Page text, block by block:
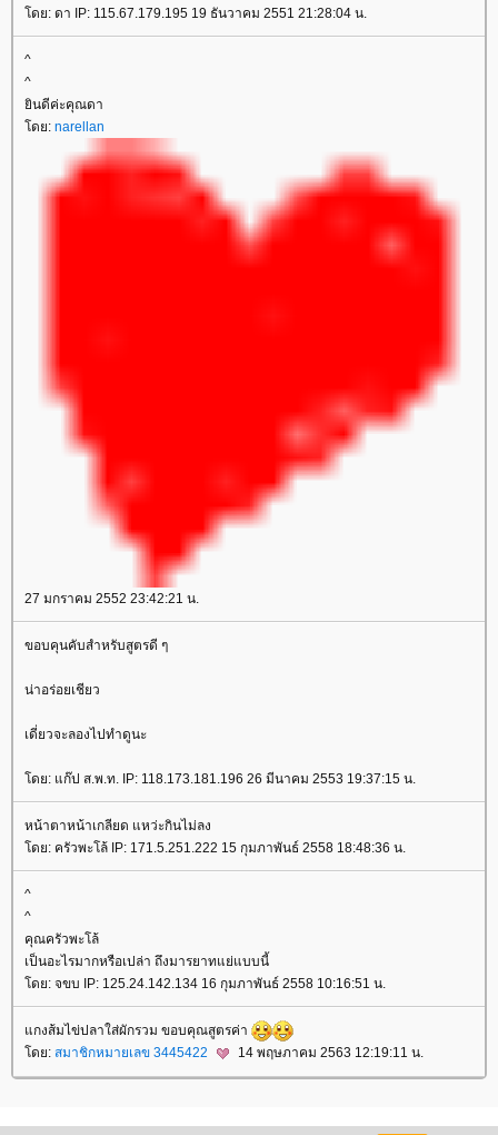
ดย: ดา IP: 115.67.179.195 19 ธันวาคม 2551 21:28:04 น.
^
^
ินดีค่ะคุณดา
ดย: narellan
27 มกราคม 2552 23:42:21 น.
ขอบคุนคับสำหรับสูตรดี ๆ
น่าอร่อยเชียว
เดี่ยวจะลองไปทำดูนะ
ดย: แก๊ป ส.พ.ท. IP: 118.173.181.196 26 มีนาคม 2553 19:37:15 น.
หน้าตาหน้าเกลียด แหว่ะกินไม่ลง
ดย: ครัวพะโล้ IP: 171.5.251.222 15 กุมภาพันธ์ 2558 18:48:36 น.
^
^
คุณครัวพะโล้
เป็นอะไรมากหรือเปล่า ถึงมารยาทแย่แบบนี้
ดย: จขบ IP: 125.24.142.134 16 กุมภาพันธ์ 2558 10:16:51 น.
กงส้มไข่ปลาใส่ผักรวม ขอบคุณสูตรค่า
ดย: สมาชิกหมายเลข 3445422 14 พฤษภาคม 2563 12:19:11 น.